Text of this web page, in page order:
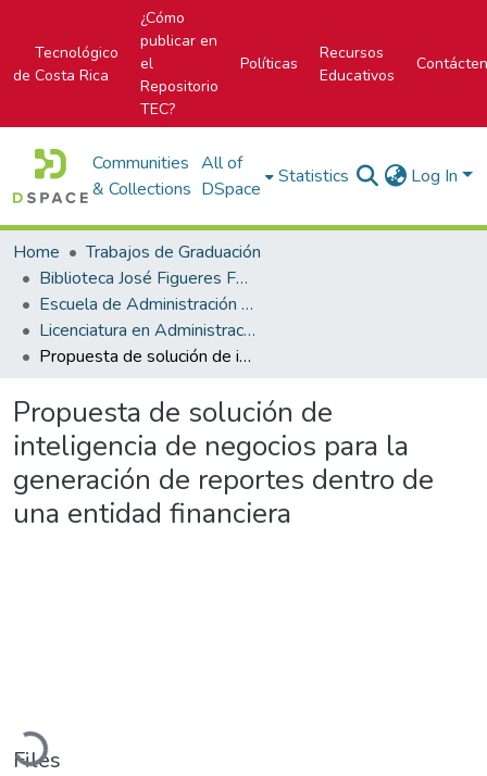
Tecnológico
de Costa Rica
¿Cómo
publicar en
el
Repositorio
TEC?
Políticas
Recursos
Educativos
Communities
& Collections
All of
DSpace
Statistics Log In
Home
Trabajos de Graduación
Biblioteca José Figueres Ferrer
Escuela de Administración de Tecnologías de Información (antes era Área Académica de Administración de Tecnologías de Información)
Licenciatura en Administración de Tecnología de Información
Propuesta de solución de inteligencia de negocios para la generación de reportes dentro de una entidad financiera
Propuesta de solución de
inteligencia de negocios para la
generación de reportes dentro de
una entidad financiera
Loading...
Files